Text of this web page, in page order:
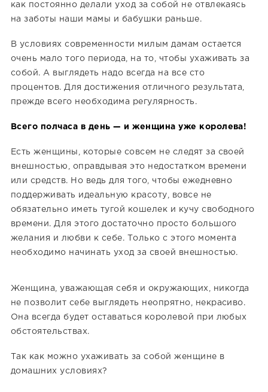
как постоянно делали уход за собой не отвлекаясь
на заботы наши мамы и бабушки раньше.
В условиях современности милым дамам остается
очень мало того периода, на то, чтобы ухаживать за
собой. А выглядеть надо всегда на все сто
процентов. Для достижения отличного результата,
прежде всего необходима регулярность.
Всего полчаса в день — и женщина уже королева!
Есть женщины, которые совсем не следят за своей
внешностью, оправдывая это недостатком времени
или средств. Но ведь для того, чтобы ежедневно
поддерживать идеальную красоту, вовсе не
обязательно иметь тугой кошелек и кучу свободного
времени. Для этого достаточно просто большого
желания и любви к себе. Только с этого момента
необходимо начинать уход за своей внешностью.
Женщина, уважающая себя и окружающих, никогда
не позволит себе выглядеть неопрятно, некрасиво.
Она всегда будет оставаться королевой при любых
обстоятельствах.
Так как можно ухаживать за собой женщине в
домашних условиях?